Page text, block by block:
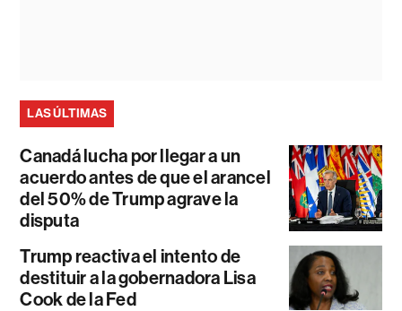
LAS ÚLTIMAS
Canadá lucha por llegar a un
acuerdo antes de que el arancel
del 50% de Trump agrave la
disputa
Trump reactiva el intento de
destituir a la gobernadora Lisa
Cook de la Fed